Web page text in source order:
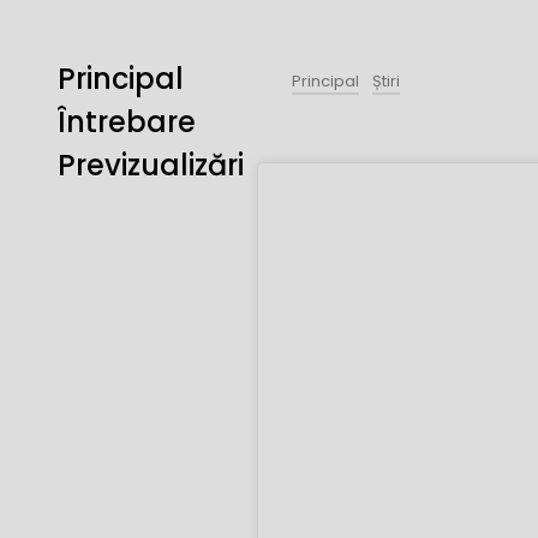
Principal
Întrebare
Previzualizări
Principal Știri